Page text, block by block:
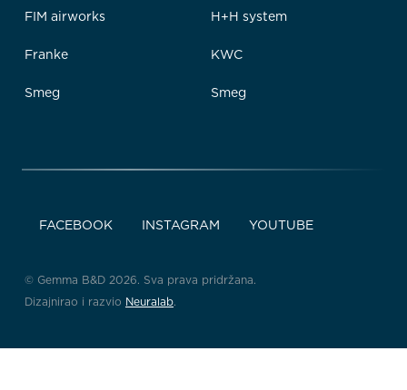
FIM airworks
Franke
Smeg
H+H system
KWC
Smeg
FACEBOOK INSTAGRAM YOUTUBE
© Gemma B&D 2026. Sva prava pridržana.
Dizajnirao i razvio Neuralab.